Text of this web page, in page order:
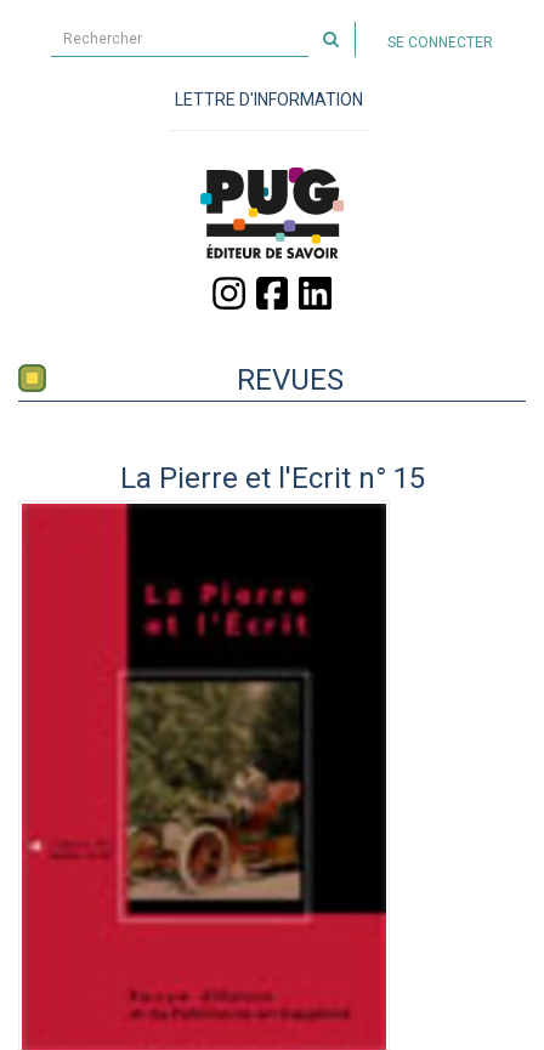
sur
site
SE CONNECTER
LETTRE D'INFORMATION
REVUES
La Pierre et l'Ecrit n° 15